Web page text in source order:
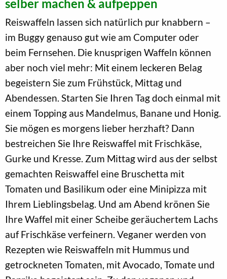
selber machen & aufpeppen
Reiswaffeln lassen sich natürlich pur knabbern –
im Buggy genauso gut wie am Computer oder
beim Fernsehen. Die knusprigen Waffeln können
aber noch viel mehr: Mit einem leckeren Belag
begeistern Sie zum Frühstück, Mittag und
Abendessen. Starten Sie Ihren Tag doch einmal mit
einem Topping aus Mandelmus, Banane und Honig.
Sie mögen es morgens lieber herzhaft? Dann
bestreichen Sie Ihre Reiswaffel mit Frischkäse,
Gurke und Kresse. Zum Mittag wird aus der selbst
gemachten Reiswaffel eine Bruschetta mit
Tomaten und Basilikum oder eine Minipizza mit
Ihrem Lieblingsbelag. Und am Abend krönen Sie
Ihre Waffel mit einer Scheibe geräuchertem Lachs
auf Frischkäse verfeinern. Veganer werden von
Rezepten wie Reiswaffeln mit Hummus und
getrockneten Tomaten, mit Avocado, Tomate und